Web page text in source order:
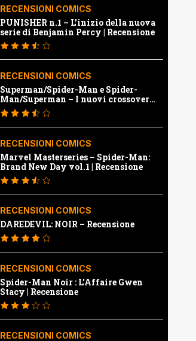
RECENSIONI COMICS
PUNISHER n.1 – L’inizio della nuova
serie di Benjamin Percy | Recensione
RECENSIONI COMICS
Superman/Spider-Man e Spider-
Man/Superman – I nuovi crossover
Marvel e Dc | Recensione
RECENSIONI COMICS
Marvel Masterseries – Spider-Man:
Brand New Day vol.1 | Recensione
RECENSIONI COMICS
DAREDEVIL: NOIR – Recensione
RECENSIONI COMICS
Spider-Man Noir : L’Affaire Gwen
Stacy | Recensione
RECENSIONI COMICS